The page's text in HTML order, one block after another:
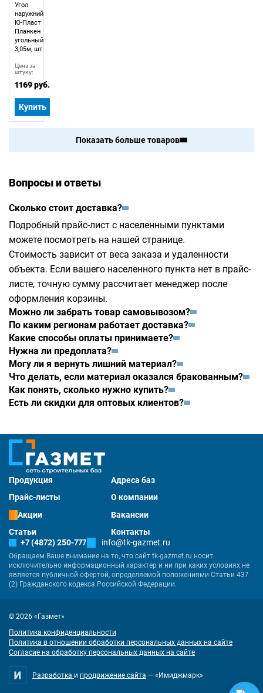
Угол
наружний
Ю-Пласт
Планкен
угольный
3,05м, шт
Цена за
штуку:
1169 руб.
Купить
Показать больше товаров
Вопросы и ответы
Сколько стоит доставка?
Подробный прайс-лист с населенными пунктами
можете посмотреть на нашей странице.
Стоимость зависит от веса заказа и удаленности
объекта. Если вашего населенного пункта нет в прайс-
листе, точную сумму рассчитает менеджер после
оформления корзины.
Можно ли забрать товар самовывозом?
По каким регионам работает доставка?
Какие способы оплаты принимаете?
Нужна ли предоплата?
Могу ли я вернуть лишний материал?
Что делать, если материал оказался бракованным?
Как понять, сколько нужно купить?
Есть ли скидки для оптовых клиентов?
Продукция
Адреса баз
Прайс-листы
О компании
Акции
Вакансии
Статьи
Контакты
+7 (4872) 250-777
info@tk-gazmet.ru
Обращаем Ваше внимание на то, что сайт tk-gazmet.ru носит
исключительно информационный характер и ни при каких условиях не
является публичной офертой, определяемой положениями Статьи 437
(2) Гражданского кодекса Российской Федерации.
© 2026 «Газмет»
Политика конфиденциальности
Политика в отношении обработки персональных данных на сайте
Согласие на обработку персональных данных на сайте
Разработка и продвижение сайта — «Имиджмарк»